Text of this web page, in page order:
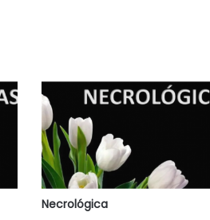
Necrológica